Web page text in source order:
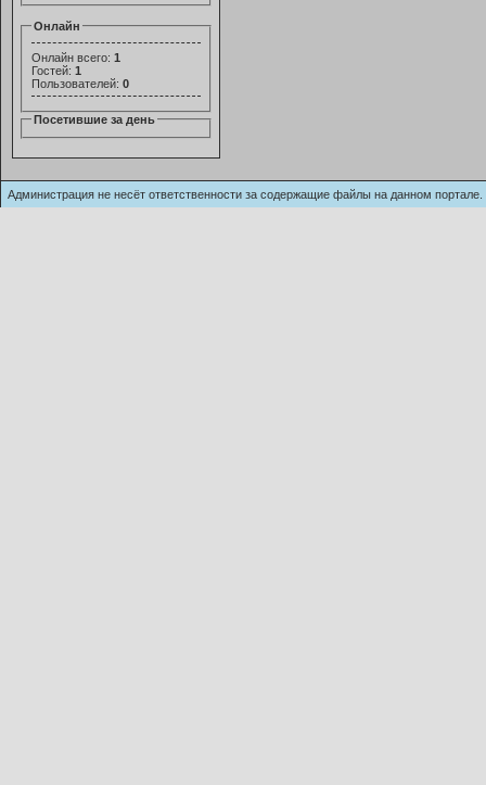
Онлайн
Онлайн всего: 1
Гостей: 1
Пользователей: 0
Посетившие за день
Администрация не несёт ответственности за содержащие файлы на данном